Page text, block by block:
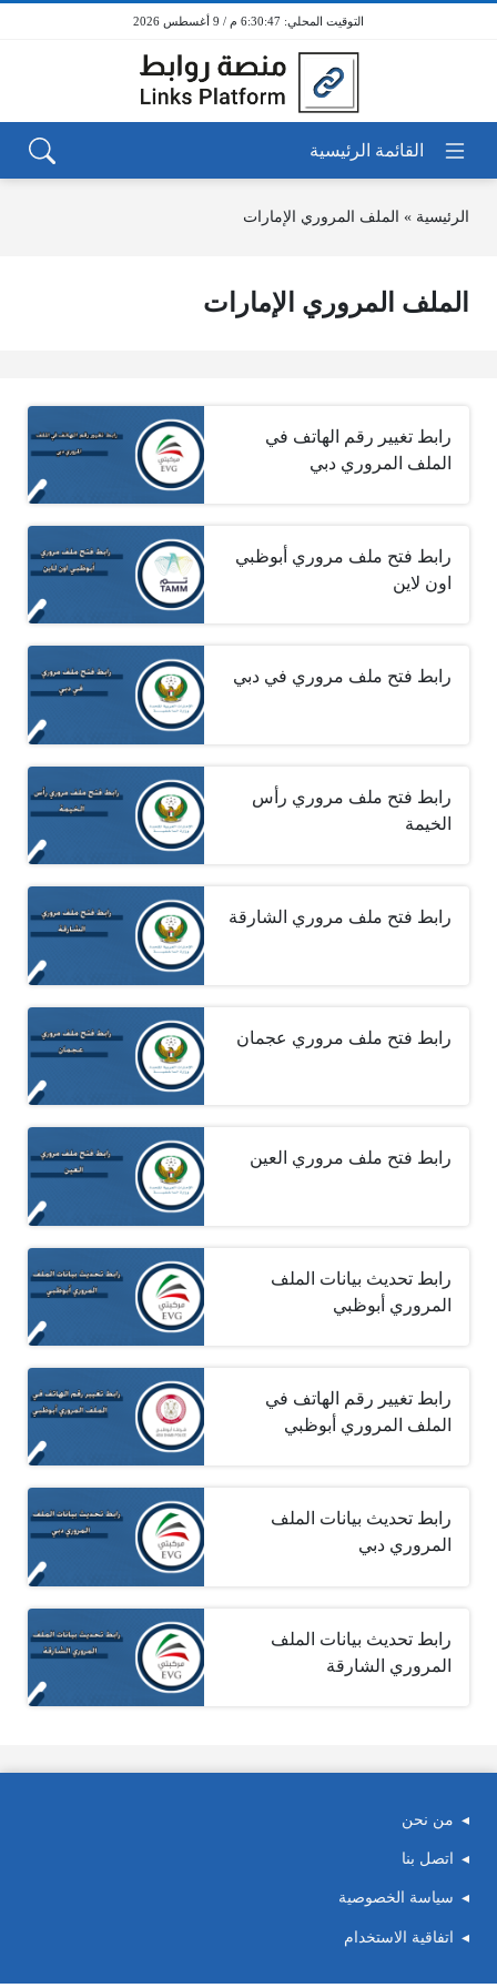
6:30:47 م / 9 أغسطس 2026
الرئيسية » الملف المروري الإمارات
الملف المروري الإمارات
رابط تغيير رقم الهاتف في
الملف المروري دبي
رابط فتح ملف مروري أبوظبي
اون لاين
رابط فتح ملف مروري في دبي
رابط فتح ملف مروري رأس
الخيمة
رابط فتح ملف مروري الشارقة
رابط فتح ملف مروري عجمان
رابط فتح ملف مروري العين
رابط تحديث بيانات الملف
المروري أبوظبي
رابط تغيير رقم الهاتف في
الملف المروري أبوظبي
رابط تحديث بيانات الملف
المروري دبي
رابط تحديث بيانات الملف
المروري الشارقة
من نحن
اتصل بنا
سياسة الخصوصية
اتفاقية الاستخدام